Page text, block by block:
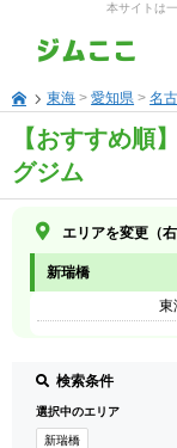
本サイトは
東海 >愛知県 >名
【おすすめ順
グジム
エリアを変更（
新瑞橋
東
検索条件
選択中のエリア
新瑞橋